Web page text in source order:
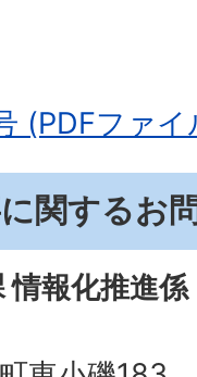
(PDFファ
関するお
情報化推進係